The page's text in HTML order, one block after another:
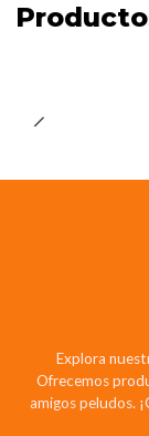
Explora
Ofrecemos
amigos peludos.